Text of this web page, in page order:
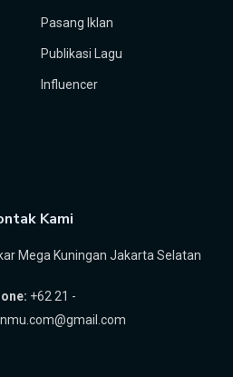
Pasang Iklan
Publikasi Lagu
Influencer
Kami
Mega Kuningan Jakarta Selatan
+62 21 -